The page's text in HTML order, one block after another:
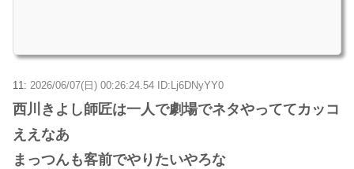
11: 2026/06/07(日) 00:26:24.54 ID:Lj6DNyYY0
西川きよし師匠は一人で劇場でネタやっててカッコ
ええなあ
まっつんも客前でやりたいやろな